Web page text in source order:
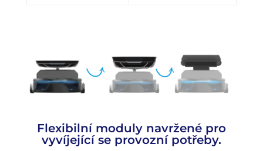
Flexibilní moduly navržené pro
vyvíjející se provozní potřeby.